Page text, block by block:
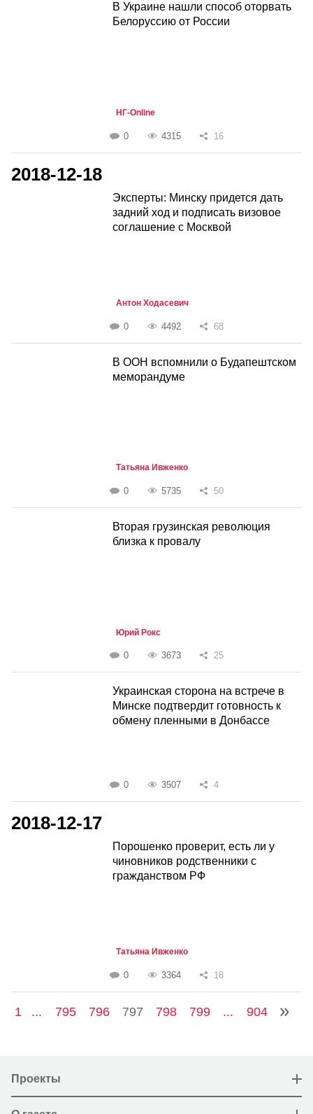
В Украине нашли способ оторвать
Белоруссию от России
НГ-Online
0 4315 16
2018-12-18
Эксперты: Минску придется дать
задний ход и подписать визовое
соглашение с Москвой
Антон Ходасевич
0 4492 68
В ООН вспомнили о Будапештском
меморандуме
Татьяна Ивженко
0 5735 50
Вторая грузинская революция
близка к провалу
Юрий Рокс
0 3673 25
Украинская сторона на встрече в
Минске подтвердит готовность к
обмену пленными в Донбассе
0 3507 4
2018-12-17
Порошенко проверит, есть ли у
чиновников родственники с
гражданством РФ
Татьяна Ивженко
0 3364 18
1 ... 795 796 797 798 799 ... 904
Проекты